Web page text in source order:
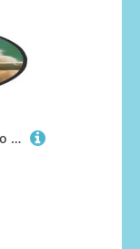
ZAQXSWCDEV Affe mit Mango Halloween Hut - Gruseliges Party-Kostüm-Accessoire mit Volldruck-Design - Leichter faltbarer Hexenhut für Halloween, Karneval, Maskerade & Rollenspiel-Events